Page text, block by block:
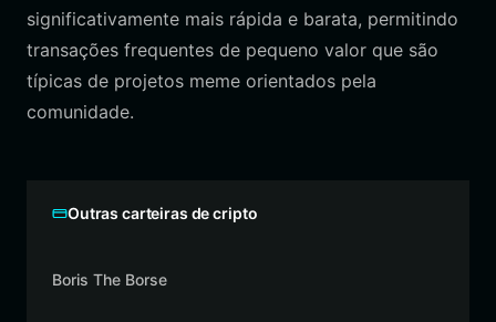
significativamente mais rápida e barata, permitindo
transações frequentes de pequeno valor que são
típicas de projetos meme orientados pela
comunidade.
Outras carteiras de cripto
Boris The Borse